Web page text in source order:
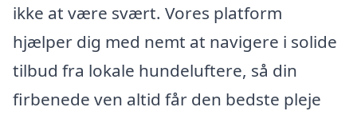
ikke at være svært. Vores platform
hjælper dig med nemt at navigere i solide
tilbud fra lokale hundeluftere, så din
firbenede ven altid får den bedste pleje